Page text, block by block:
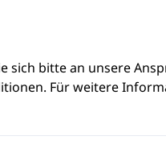
sich bitte an unsere
Für weitere